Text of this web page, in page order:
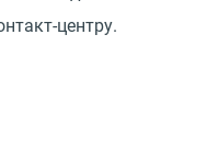
центру.